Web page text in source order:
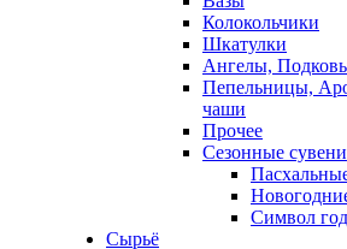
Колокольчики
Шкатулки
Ангелы,
Пепельницы,
чаши
Прочее
Сезонные
Символ
Сырьё